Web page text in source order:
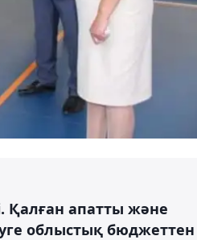
Қалған апатты және
облыстық бюджеттен